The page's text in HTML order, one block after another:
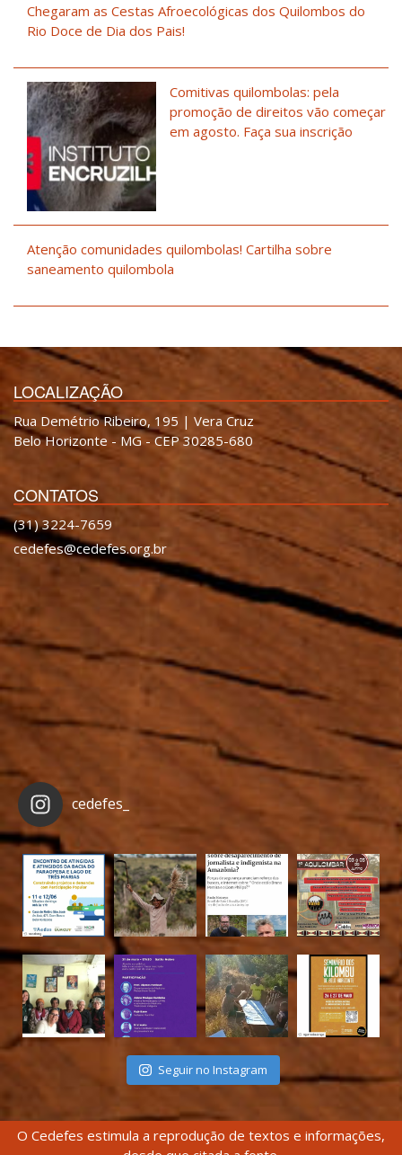
Chegaram as Cestas Afroecológicas dos Quilombos do
Rio Doce de Dia dos Pais!
Comitivas quilombolas: pela
promoção de direitos vão começar
em agosto. Faça sua inscrição
Atenção comunidades quilombolas! Cartilha sobre
saneamento quilombola
LOCALIZAÇÃO
Rua Demétrio Ribeiro, 195 | Vera Cruz
Belo Horizonte - MG - CEP 30285-680
CONTATOS
(31) 3224-7659
cedefes@cedefes.org.br
cedefes_
Seguir no Instagram
O Cedefes estimula a reprodução de textos e informações,